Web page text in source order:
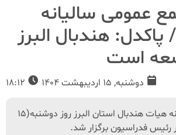
عمومی سالیانه
پاکدل: هندبال البرز
است
دوشنبه, 15 اردیبهشت 1404
مجمع عمومی سالیانه هیات هندبال استان البرز روز دوشنبه(15
رئیس فدراسیون برگزار شد.